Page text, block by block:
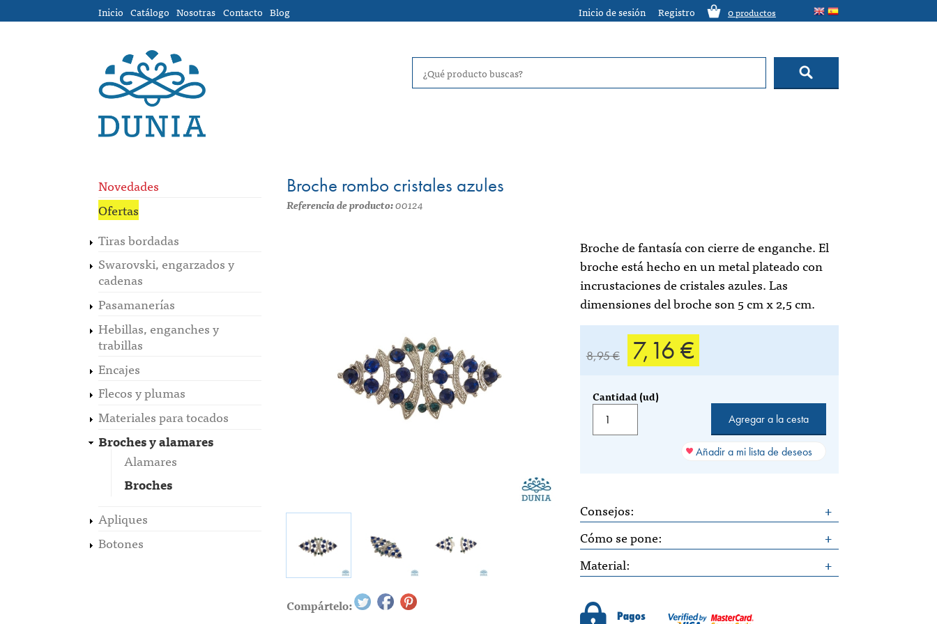
Pasar al contenido principal
Inicio Catálogo Nosotras Contacto Blog Inicio de sesión Registro 0productos
Novedades
Ofertas
Tiras bordadas
Swarovski, engarzados y
cadenas
Pasamanerías
Hebillas, enganches y
trabillas
Encajes
Flecos y plumas
Materiales para tocados
Broches y alamares
Alamares
Broches
Apliques
Botones
Broche rombo cristales azules
Referencia de producto:00124
Compártelo:
Broche de fantasía con cierre de enganche. El
broche está hecho en un metal plateado con
incrustaciones de cristales azules. Las
dimensiones del broche son 5 cm x 2,5 cm.
8,95 € 7,16 €
Cantidad (ud)
Añadir a mi lista de deseos
Consejos:
Cómo se pone:
Material: